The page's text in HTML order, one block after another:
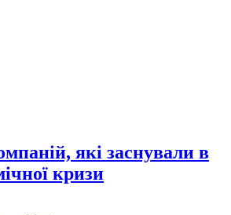
які заснували в
кризи